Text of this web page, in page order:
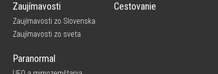
Zaujímavosti
Zaujímavosti zo Slovenska
Zaujímavosti zo sveta
Cestovanie
Paranormal